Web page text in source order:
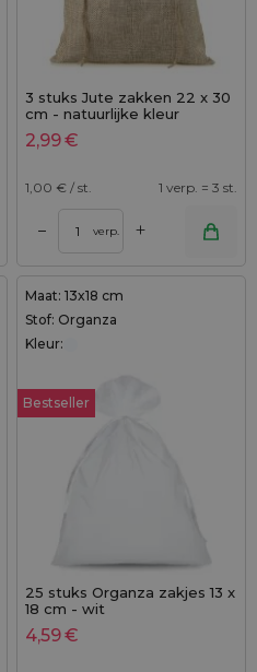
3 stuks Jute zakken 22 x 30
cm - natuurlijke kleur
2,99€
1,00 € / st. 1 verp. = 3 st.
– verp. +
Maat: 13x18 cm
Stof: Organza
Kleur:
Bestseller
25 stuks Organza zakjes 13 x
18 cm - wit
4,59€